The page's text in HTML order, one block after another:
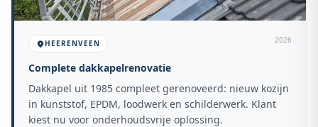
HEERENVEEN 2026
Complete dakkapelrenovatie
Dakkapel uit 1985 compleet gerenoveerd: nieuw kozijn
in kunststof, EPDM, loodwerk en schilderwerk. Klant
kiest nu voor onderhoudsvrije oplossing.